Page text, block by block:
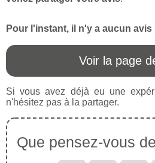
Pour l'instant, il n'y a aucun avis
Voir la page
Si vous avez déjà eu une
n'hésitez pas à la partager.
Que pensez-vous